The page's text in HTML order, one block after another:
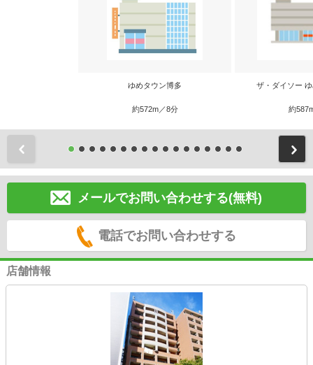
ゆめタウン博多
約572m／8分
ザ・ダイソー
約
メールでお問い合わせする(無料)
電話でお問い合わせする
店舗情報